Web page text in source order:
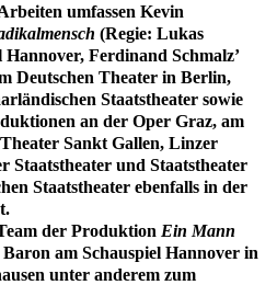
umfassen Kevin
(Regie: Lukas
Hannover, Ferdinand Schmalz’
Deutschen Theater in Berlin,
Staatstheater sowie
an der Oper Graz, am
Sankt Gallen, Linzer
Staatstheater und Staatstheater
Staatstheater ebenfalls in der
der Produktion Ein Mann
am Schauspiel Hannover in
unter anderem zum